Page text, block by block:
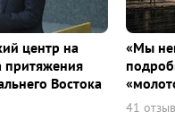
центр на
притяжения
Востока
«Мы
41 отзыв